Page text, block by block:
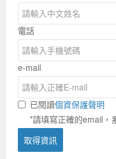
電話
e-mail
已閱讀個資保護聲明
*請填寫正確的email，
取得資訊